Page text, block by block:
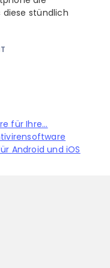
diese stündlich
für Ihre...
Android und iOS